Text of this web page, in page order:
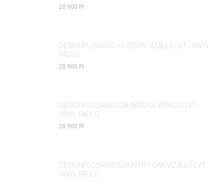
20.900 Ft
DESIGNFLOORING HUDSON VÍZÁLLÓ LVT - VINYL
PADLÓ
20.900 Ft
DESIGNFLOORING CAMBRIDGE VÍZÁLLÓ LVT -
VINYL PADLÓ
20.900 Ft
DESIGNFLOORING COUNTRY OAK VÍZÁLLÓ LVT -
VINYL PADLÓ